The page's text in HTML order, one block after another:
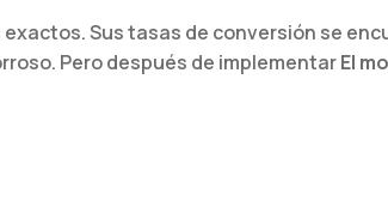
Sus tasas de conversión se
Pero después de implementarEl